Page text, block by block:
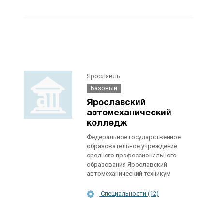
Ярославль
Базовый
Ярославский
автомеханический
колледж
Федеральное государственное
образовательное учреждение
среднего профессионального
образования Ярославский
автомеханический техникум
Специальности (12)